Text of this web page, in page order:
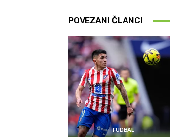
POVEZANI ČLANCI
FUDBAL